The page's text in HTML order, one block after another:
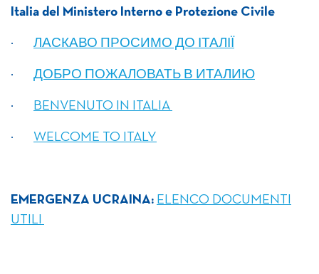
Italia del Ministero Interno e Protezione Civile
· ЛАСКАВО ПРОСИМО ДО ІТАЛІЇ
· ДОБРО ПОЖАЛОВАТЬ В ИТАЛИЮ
· BENVENUTO IN ITALIA
· WELCOME TO ITALY
EMERGENZA UCRAINA: ELENCO DOCUMENTI
UTILI